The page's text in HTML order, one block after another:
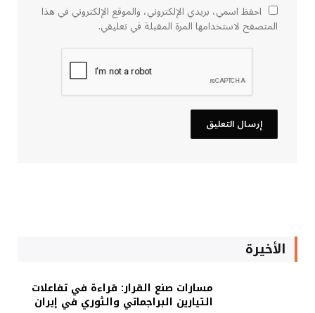
احفظ اسمي، بريدي الإلكتروني، والموقع الإلكتروني في هذا
المتصفح لاستخدامها المرة المقبلة في تعليقي.
الأخيرة
مسارات صنع القرار: قراءة في تفاعلات
التيارين البراجماتي والثوري في إيران